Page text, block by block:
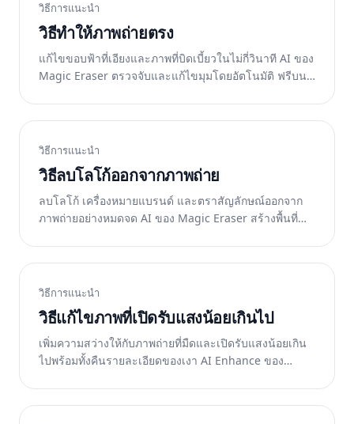
วิธีการแนะนำ
วิธีทำให้ภาพถ่ายตรง
แก้ไขขอบฟ้าที่เอียงและภาพที่บิดเบี้ยวในไม่กี่วินาที AI ของ
Magic Eraser ตรวจจับและแก้ไขมุมโดยอัตโนมัติ ฟรีบน
วิธีการแนะนำ
วิธีลบโลโก้ออกจากภาพถ่าย
ลบโลโก้ เครื่องหมายแบรนด์ และตราสัญลักษณ์ออกจาก
ภาพถ่ายอย่างหมดจด AI ของ Magic Eraser สร้างพื้นที่
วิธีการแนะนำ
วิธีแก้ไขภาพที่เปิดรับแสงน้อยเกินไป
เพิ่มความสว่างให้กับภาพถ่ายที่มืดและเปิดรับแสงน้อยเกิน
ไปพร้อมทั้งคืนรายละเอียดของเงา AI Enhance ของ